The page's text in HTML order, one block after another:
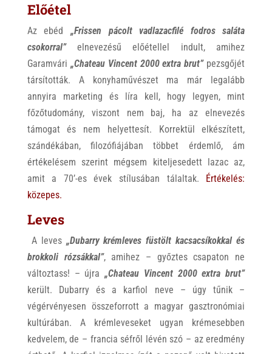
Előétel
Az ebéd „Frissen pácolt vadlazacfilé fodros saláta
csokorral”elnevezésű előétellel indult, amihez
Garamvári „Chateau Vincent 2000 extra brut”pezsgőjét
társították. A konyhaművészet ma már legalább
annyira marketing és líra kell, hogy legyen, mint
főzőtudomány, viszont nem baj, ha az elnevezés
támogat és nem helyettesít. Korrektül elkészített,
szándékában, filozófiájában többet érdemlő, ám
értékelésem szerint mégsem kiteljesedett lazac az,
amit a 70’-es évek stílusában tálaltak.
Értékelés:
közepes.
Leves
A leves „Dubarry krémleves füstölt kacsacsíkokkal és
brokkoli rózsákkal”, amihez – győztes csapaton ne
változtass! – újra„Chateau Vincent 2000 extra brut”
került. Dubarry és a karfiol neve – úgy tűnik –
végérvényesen összeforrott a magyar gasztronómiai
kultúrában. A krémleveseket ugyan krémesebben
kedvelem, de – francia séfről lévén szó – az eredmény